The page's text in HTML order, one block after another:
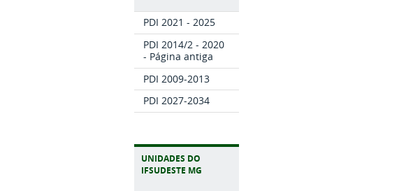
PDI 2021 - 2025
PDI 2014/2 - 2020
- Página antiga
PDI 2009-2013
PDI 2027-2034
UNIDADES DO
IFSUDESTE MG